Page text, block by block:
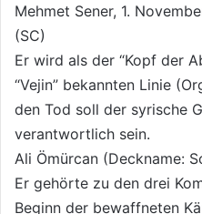
Mehmet Sener, 1.
(SC)
Er wird als der “Kopf der
“Vejin” bekannten Linie
den Tod soll der syrische
verantwortlich sein.
Ali Ömürcan (Deckname:
Er gehörte zu den drei
Beginn der bewaffneten